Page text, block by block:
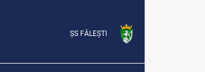
ȘS FĂLEȘTI